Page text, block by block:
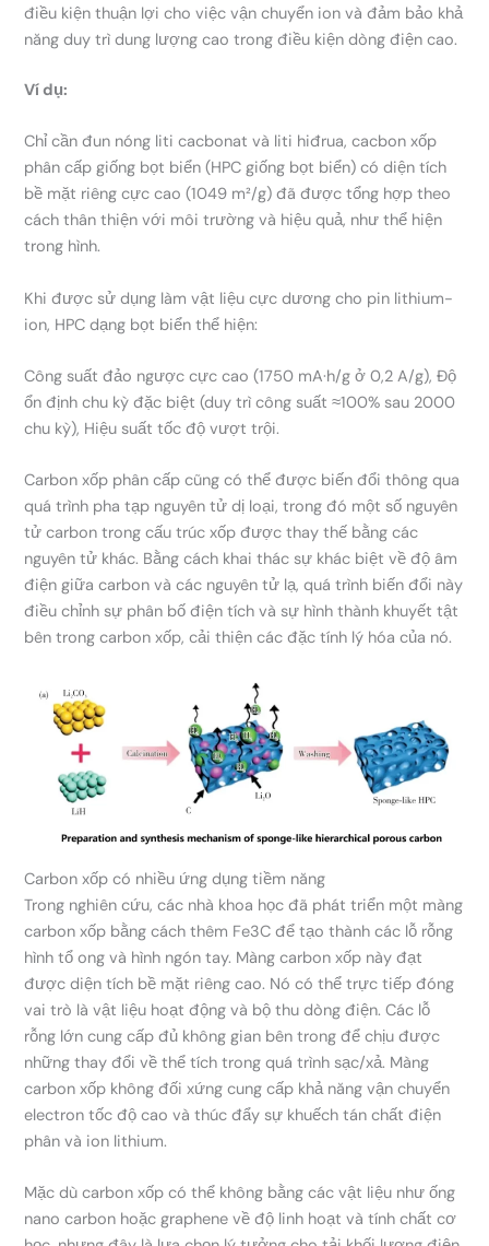
điều kiện thuận lợi cho việc vận chuyển ion và đảm bảo khả
năng duy trì dung lượng cao trong điều kiện dòng điện cao.
Ví dụ:
Chỉ cần đun nóng liti cacbonat và liti hiđrua, cacbon xốp
phân cấp giống bọt biển (HPC giống bọt biển) có diện tích
bề mặt riêng cực cao (1049 m²/g) đã được tổng hợp theo
cách thân thiện với môi trường và hiệu quả, như thể hiện
trong hình.
Khi được sử dụng làm vật liệu cực dương cho pin lithium-
ion, HPC dạng bọt biển thể hiện:
Công suất đảo ngược cực cao (1750 mA·h/g ở 0,2 A/g), Độ
ổn định chu kỳ đặc biệt (duy trì công suất ≈100% sau 2000
chu kỳ), Hiệu suất tốc độ vượt trội.
Carbon xốp phân cấp cũng có thể được biến đổi thông qua
quá trình pha tạp nguyên tử dị loại, trong đó một số nguyên
tử carbon trong cấu trúc xốp được thay thế bằng các
nguyên tử khác. Bằng cách khai thác sự khác biệt về độ âm
điện giữa carbon và các nguyên tử lạ, quá trình biến đổi này
điều chỉnh sự phân bố điện tích và sự hình thành khuyết tật
bên trong carbon xốp, cải thiện các đặc tính lý hóa của nó.
Carbon xốp có nhiều ứng dụng tiềm năng
Trong nghiên cứu, các nhà khoa học đã phát triển một màng
carbon xốp bằng cách thêm Fe3C để tạo thành các lỗ rỗng
hình tổ ong và hình ngón tay. Màng carbon xốp này đạt
được diện tích bề mặt riêng cao. Nó có thể trực tiếp đóng
vai trò là vật liệu hoạt động và bộ thu dòng điện. Các lỗ
rỗng lớn cung cấp đủ không gian bên trong để chịu được
những thay đổi về thể tích trong quá trình sạc/xả. Màng
carbon xốp không đối xứng cung cấp khả năng vận chuyển
electron tốc độ cao và thúc đẩy sự khuếch tán chất điện
phân và ion lithium.
Mặc dù carbon xốp có thể không bằng các vật liệu như ống
nano carbon hoặc graphene về độ linh hoạt và tính chất cơ